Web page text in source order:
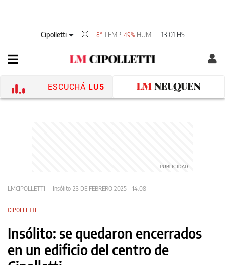
Cipolletti 8° TEMP 49% HUM 13:01 HS
ESCUCHÁ LU5
LMCIPOLLETTI Insólito 23 DE FEBRERO 2025 - 14:08
CIPOLLETTI
Insólito: se quedaron encerrados
en un edificio del centro de